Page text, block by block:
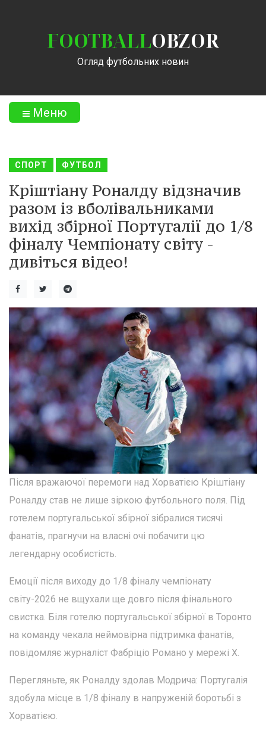
FOOTBALLOBZOR
Огляд футбольних новин
Меню
СПОРТ ФУТБОЛ
Кріштіану Роналду відзначив
разом із вболівальниками
вихід збірної Португалії до 1/8
фіналу Чемпіонату світу -
дивіться відео!
Після вражаючої перемоги над Хорватією Кріштіану
Роналду став не лише зіркою футбольного поля. Під
готелем португальської збірної зібралися тисячі
фанатів, прагнучи на власні очі побачити цю
легендарну особистість.
Емоції після виходу до 1/8 фіналу чемпіонату
світу-2026 не вщухали ще довго після фінального
свистка. Біля готелю португальської збірної в Торонто
на команду чекала неймовірна підтримка фанатів,
повідомляє журналіст Фабріціо Романо у мережі Х.
Перегляньте, як Роналду здолав Модрича: Португалія
здобула місце в 1/8 фіналу в напруженій боротьбі з
Хорватією.